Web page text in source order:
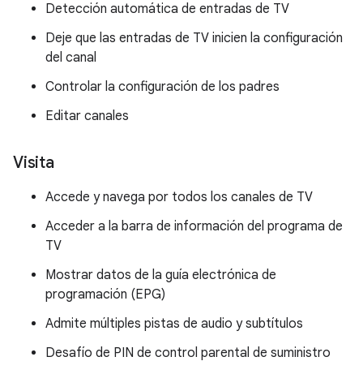
Detección automática de entradas de TV
Deje que las entradas de TV inicien la configuración
del canal
Controlar la configuración de los padres
Editar canales
Visita
Accede y navega por todos los canales de TV
Acceder a la barra de información del programa de
TV
Mostrar datos de la guía electrónica de
programación (EPG)
Admite múltiples pistas de audio y subtítulos
Desafío de PIN de control parental de suministro